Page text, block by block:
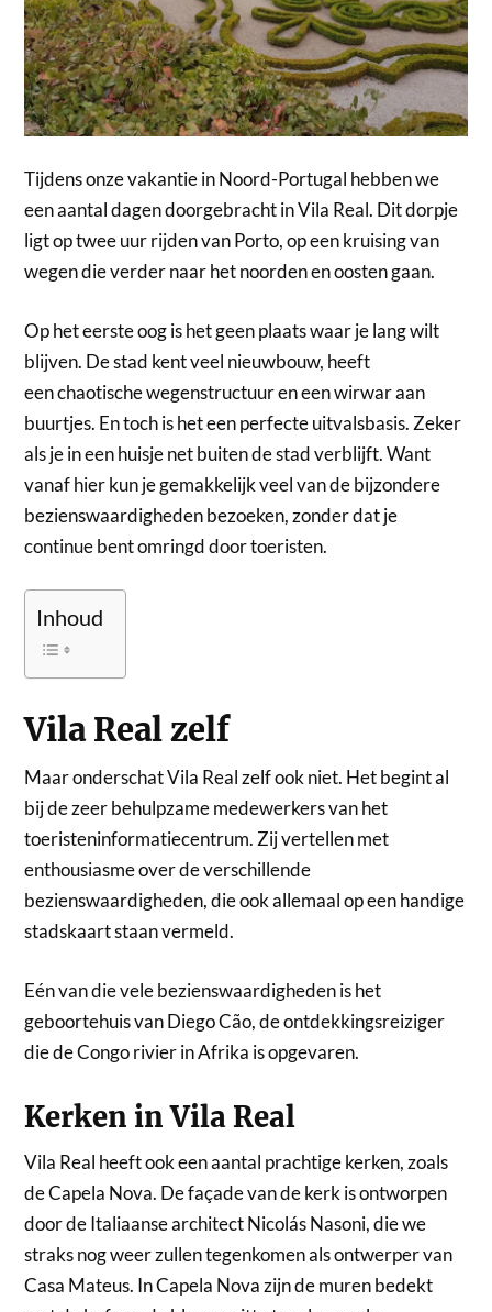
Tijdens onze vakantie in Noord-Portugal hebben we
een aantal dagen doorgebracht in Vila Real. Dit dorpje
ligt op twee uur rijden van Porto, op een kruising van
wegen die verder naar het noorden en oosten gaan.
Op het eerste oog is het geen plaats waar je lang wilt
blijven. De stad kent veel nieuwbouw, heeft
een chaotische wegenstructuur en een wirwar aan
buurtjes. En toch is het een perfecte uitvalsbasis. Zeker
als je in een huisje net buiten de stad verblijft. Want
vanaf hier kun je gemakkelijk veel van de bijzondere
bezienswaardigheden bezoeken, zonder dat je
continue bent omringd door toeristen.
Inhoud
Vila Real zelf
Maar onderschat Vila Real zelf ook niet. Het begint al
bij de zeer behulpzame medewerkers van het
toeristeninformatiecentrum. Zij vertellen met
enthousiasme over de verschillende
bezienswaardigheden, die ook allemaal op een handige
stadskaart staan vermeld.
Eén van die vele bezienswaardigheden is het
geboortehuis van Diego Cão, de ontdekkingsreiziger
die de Congo rivier in Afrika is opgevaren.
Kerken in Vila Real
Vila Real heeft ook een aantal prachtige kerken, zoals
de Capela Nova. De façade van de kerk is ontworpen
door de Italiaanse architect Nicolás Nasoni, die we
straks nog weer zullen tegenkomen als ontwerper van
Casa Mateus. In Capela Nova zijn de muren bedekt